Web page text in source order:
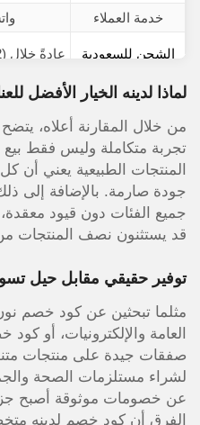
خدمة العملاء
الشحن للسعودية عادةً خلال (2–5) أيام عمل حسب موقعك
لماذا لدينه الخيار الأفضل
تجربة متكاملة وليس فقط
المنتجات الطبيعية يعني أن كل
جودة صارمة. بالإضافة إلى
جميع الفئات دون قيود
قد يستثنون نصف المنتجات
توفير حقيقي مقابل حيل
مثلما تبحثين عن كود خصم
العامة والإلكترونيات، أو
صفقات جيدة على منتجات
لشراء مستلزمات الصحة
عن خصومات موثوقة أصبح
الفرق أن كود خصم لدينه